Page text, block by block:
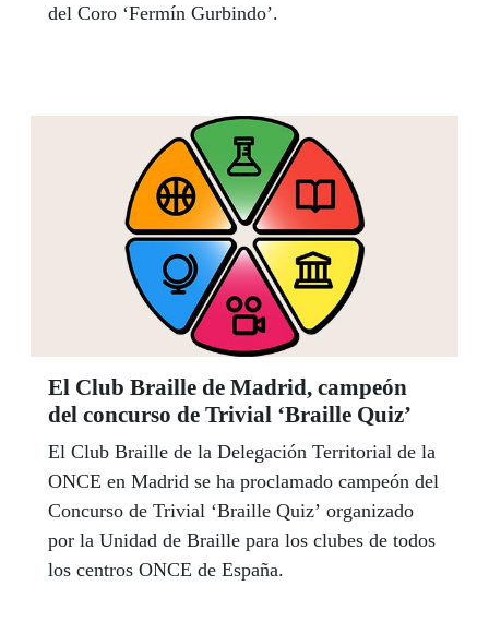
del Coro ‘Fermín Gurbindo’.
El Club Braille de Madrid, campeón
del concurso de Trivial ‘Braille Quiz’
El Club Braille de la Delegación Territorial de la
ONCE en Madrid se ha proclamado campeón del
Concurso de Trivial ‘Braille Quiz’ organizado
por la Unidad de Braille para los clubes de todos
los centros ONCE de España.